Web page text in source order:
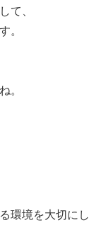
て、
。
。
環境を大切にし